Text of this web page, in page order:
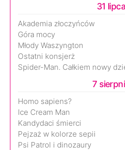
31 lipca
Akademia złoczyńców
Góra mocy
Młody Waszyngton
Ostatni konsjerż
Spider-Man. Całkiem nowy
7
Homo sapiens?
Ice Cream Man
Kandydaci śmierci
Pejzaż w kolorze sepii
Psi Patrol i dinozaury